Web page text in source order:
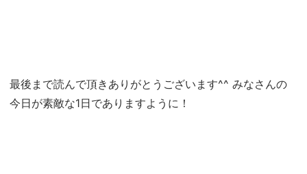
最後まで読んで頂きありがとうございます^^ みなさんの
今日が素敵な1日でありますように！